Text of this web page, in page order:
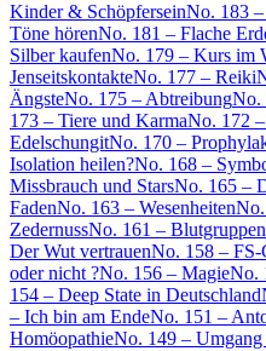
Kinder & SchöpferseinNo. 183
Töne hörenNo. 181 – Flache
Silber kaufenNo. 179 – Kurs im
JenseitskontakteNo. 177 – Reiki
ÄngsteNo. 175 – AbtreibungNo.
173 – Tiere und KarmaNo. 172
EdelschungitNo. 170 –
Isolation heilen?No. 168 –
Missbrauch und StarsNo. 165 –
FadenNo. 163 – Wesenheiten
ZedernussNo. 161 – Blutgruppen
Der Wut vertrauenNo. 158 – FS-
oder nicht ?No. 156 – MagieNo.
154 – Deep State in Deutschland
– Ich bin am EndeNo. 151 –
HomöopathieNo. 149 – Umgang